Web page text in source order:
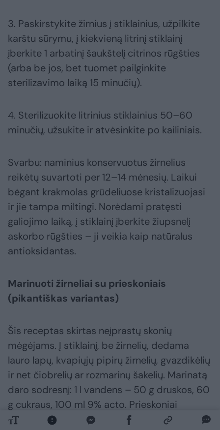
3. Paskirstykite žirnius į stiklainius, užpilkite
karštu sūrymu, į kiekvieną litrinį stiklainį
įberkite 1 arbatinį šaukštelį citrinos rūgšties
(arba be jos, bet tuomet pailginkite
sterilizavimo laiką 15 minučių).
4. Sterilizuokite litrinius stiklainius 50–60
minučių, užsukite ir atvėsinkite po kailiniais.
Svarbu: naminius konservuotus žirnelius
reikėtų suvartoti per 12–14 mėnesių. Laikui
bėgant krakmolas grūdeliuose kristalizuojasi
ir jie tampa miltingi. Norėdami pratęsti
galiojimo laiką, į stiklainį įberkite žiupsnelį
askorbo rūgšties – ji veikia kaip natūralus
antioksidantas.
Marinuoti žirneliai su prieskoniais
(pikantiškas variantas)
Šis receptas skirtas neįprastų skonių
mėgėjams. Į stiklainį, be žirnelių, dedama
lauro lapų, kvapiųjų pipirų žirnelių, gvazdikėlių
ir net čiobrelių ar rozmarinų šakelių. Marinatą
daro sodresnį: 1 l vandens – 50 g druskos, 60
g cukraus, 100 ml 9% acto. Prieskoniai
dedami į stiklainių dugną prieš sudedant